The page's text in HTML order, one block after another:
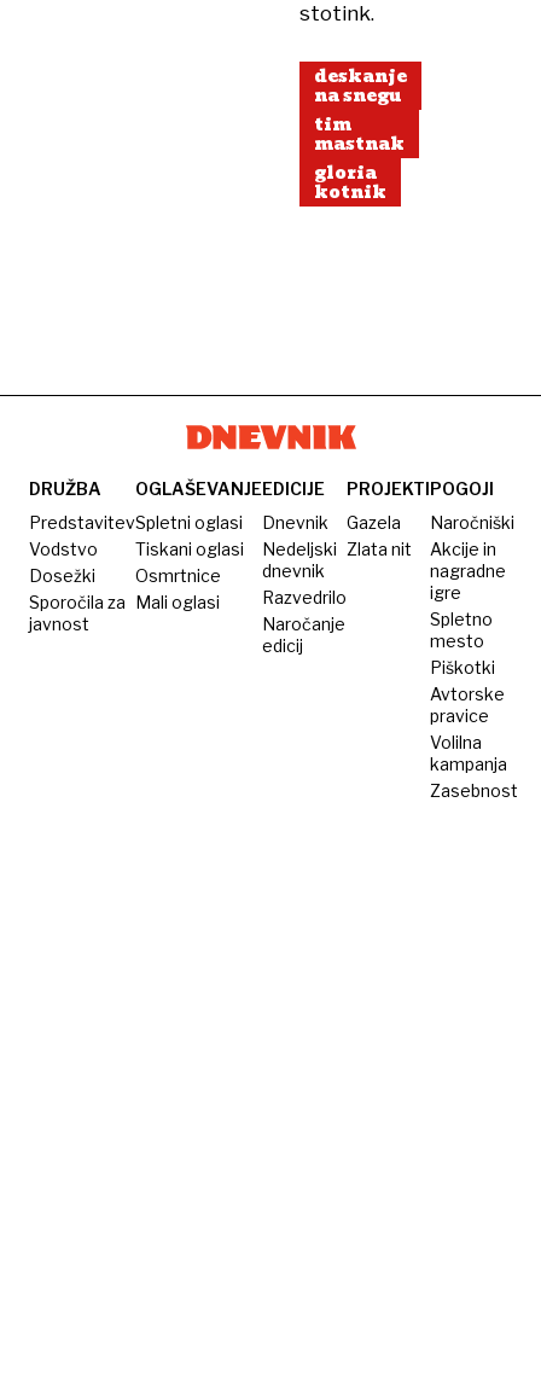
stotink.
deskanje
na snegu
tim
mastnak
gloria
kotnik
DRUŽBA
Predstavitev
Vodstvo
Dosežki
Sporočila za
javnost
OGLAŠEVANJE
Spletni oglasi
Tiskani oglasi
Osmrtnice
Mali oglasi
EDICIJE
Dnevnik
Nedeljski
dnevnik
Razvedrilo
Naročanje
edicij
PROJEKTI
Gazela
Zlata nit
POGOJI
Naročniški
Akcije in
nagradne
igre
Spletno
mesto
Piškotki
Avtorske
pravice
Volilna
kampanja
Zasebnost